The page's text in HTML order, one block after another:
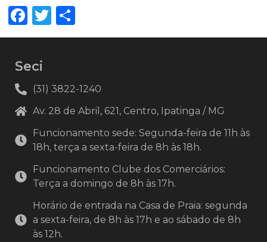
Facebook
Twitter
Seci
(31) 3822-1240
Av. 28 de Abril, 621, Centro, Ipatinga / MG
Funcionamento sede: Segunda-feira de 11h às
18h, terça a sexta-feira de 8h às 18h.
Funcionamento Clube dos Comerciários:
Terça a domingo de 8h às 17h.
Horário de entrada na Casa de Praia: segunda
a sexta-feira, de 8h às 17h e ao sábado de 8h
às 12h.